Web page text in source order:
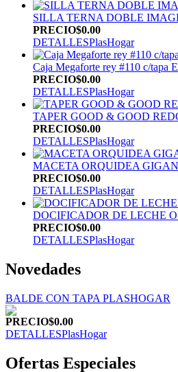
SILLA TERNA DOBLE
PRECIO$0.00
DETALLESPlasHogar
Caja Megaforte rey #110 c/tapa
PRECIO$0.00
DETALLESPlasHogar
TAPER GOOD & GOOD
PRECIO$0.00
DETALLESPlasHogar
MACETA ORQUIDEA
PRECIO$0.00
DETALLESPlasHogar
DOCIFICADOR DE LECHE
PRECIO$0.00
DETALLESPlasHogar
Novedades
BALDE CON TAPA PLASHOGAR
PRECIO$0.00
DETALLESPlasHogar
Ofertas Especiales